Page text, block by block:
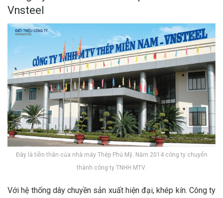
Vnsteel
Đây là tiền thân của nhà máy Thép Phú Mỹ. Năm 2014 công ty chuyển
thành công ty TNHH MTV.
Với hệ thống dây chuyền sản xuất hiện đại, khép kín. Công ty